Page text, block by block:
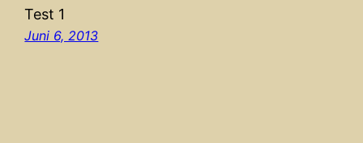
Test 1
Juni 6, 2013